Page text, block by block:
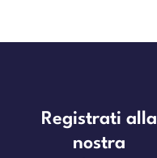
Registrati alla
nostra